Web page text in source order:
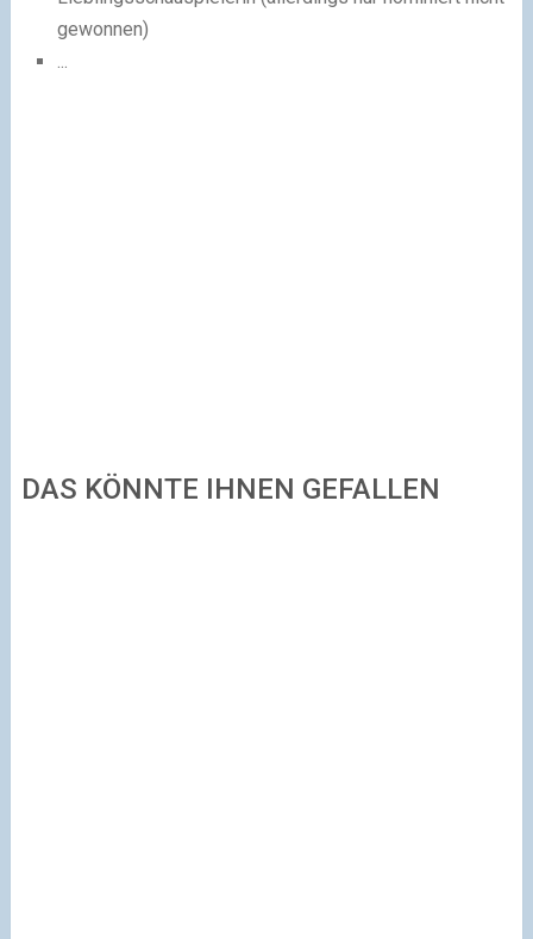
gewonnen)
...
DAS KÖNNTE IHNEN GEFALLEN